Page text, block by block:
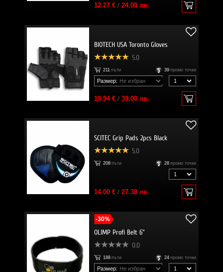
12.27 €/ 24.00 лв.
BIOTECH USA Toronto Gloves
5.0
211 пъти 39 промо точки
Размер:
19.94 €/ 39.00 лв.
SCITEC Grip Pads 2pcs Black
5.0
208 пъти 28 промо точки
14.00 €/ 27.38 лв.
-30%
OLIMP Profi Belt 6"
0.0
188 пъти 24 промо точки
Размер: